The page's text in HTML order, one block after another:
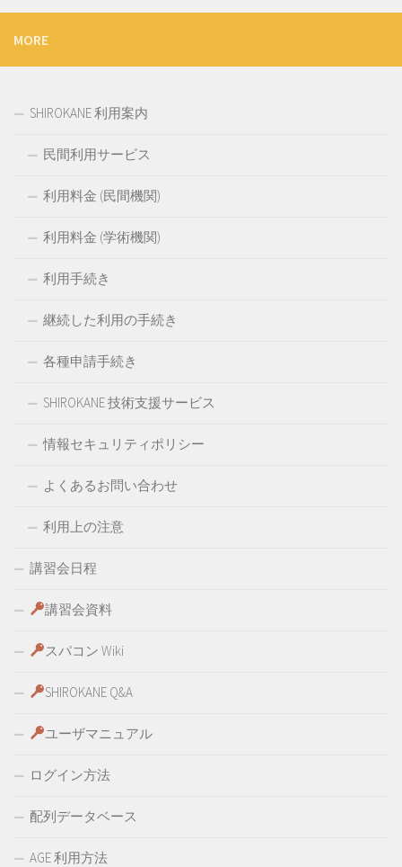
MORE
SHIROKANE 利用案内
民間利用サービス
利用料金 (民間機関)
利用料金 (学術機関)
利用手続き
継続した利用の手続き
各種申請手続き
SHIROKANE 技術支援サービス
情報セキュリティポリシー
よくあるお問い合わせ
利用上の注意
講習会日程
講習会資料
スパコン Wiki
SHIROKANE Q&A
ユーザマニュアル
ログイン方法
配列データベース
AGE 利用方法